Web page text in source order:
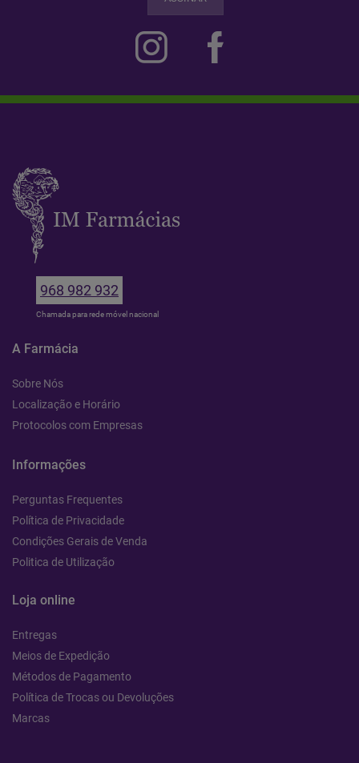
968 982 932
Chamada para rede móvel nacional
A Farmácia
Sobre Nós
Localização e Horário
Protocolos com Empresas
Informações
Perguntas Frequentes
Política de Privacidade
Condições Gerais de Venda
Politica de Utilização
Loja online
Entregas
Meios de Expedição
Métodos de Pagamento
Política de Trocas ou Devoluções
Marcas